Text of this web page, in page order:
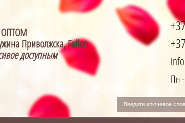
ОПТОМ
Приволжска, Fallon
доступным
Пн